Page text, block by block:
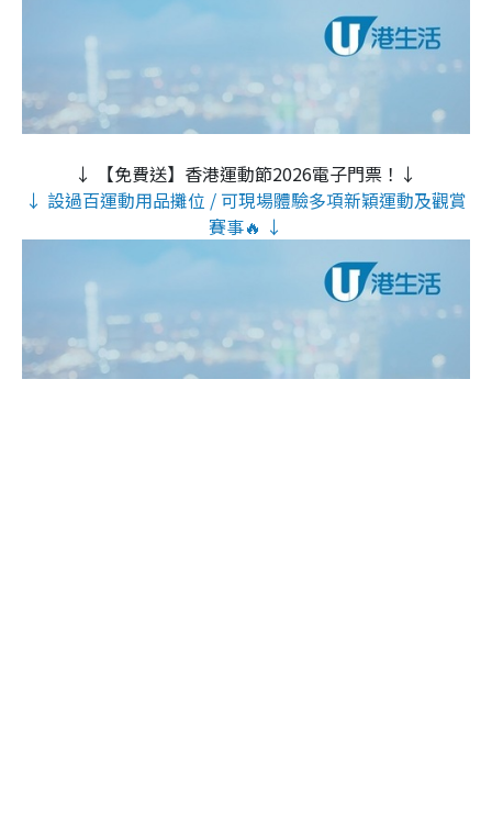
↓ 【免費送】香港運動節2026電子門票！↓
↓ 設過百運動用品攤位 / 可現場體驗多項新穎運動及觀賞
賽事🔥 ↓